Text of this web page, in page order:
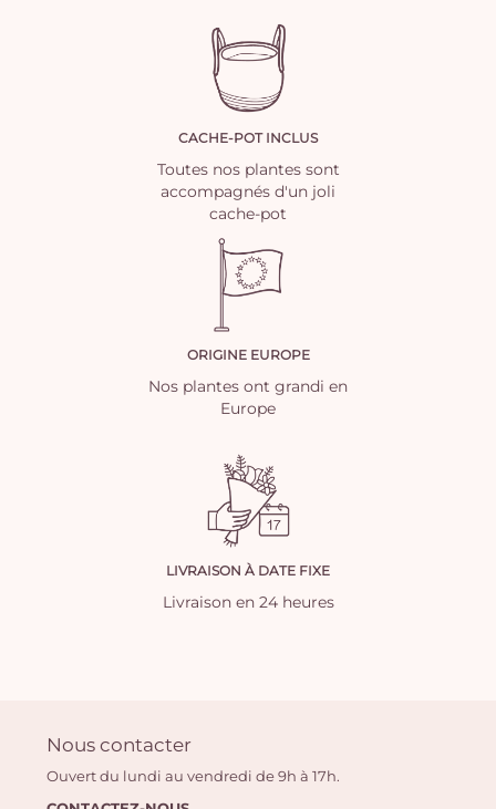
CACHE-POT INCLUS
Toutes nos plantes sont
accompagnés d'un joli
cache-pot
ORIGINE EUROPE
Nos plantes ont grandi en
Europe
LIVRAISON À DATE FIXE
Livraison en 24 heures
Nous contacter
Ouvert du lundi au vendredi de 9h à 17h.